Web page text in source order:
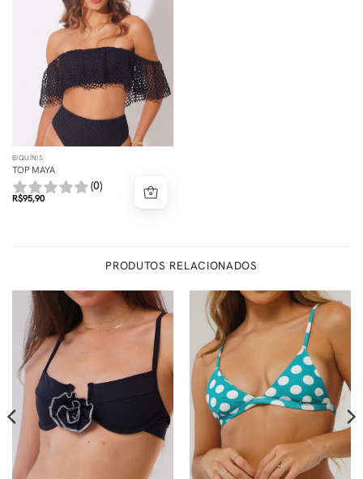
BIQUÍNIS
TOP MAYA
(0)
R$95,90
PRODUTOS RELACIONADOS